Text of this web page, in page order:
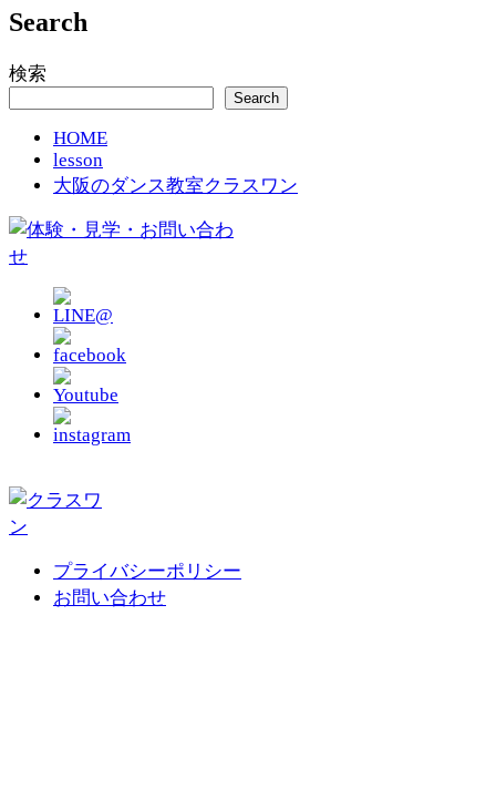
Search
検索
Search
HOME
lesson
大阪のダンス教室クラスワン
プライバシーポリシー
お問い合わせ